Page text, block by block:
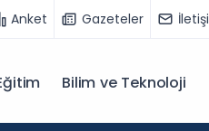
Anket Gazeteler
Bilim ve Teknoloji